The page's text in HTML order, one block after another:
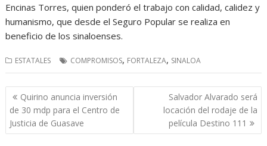
Encinas Torres, quien ponderó el trabajo con calidad, calidez y
humanismo, que desde el Seguro Popular se realiza en
beneficio de los sinaloenses.
ESTATALES COMPROMISOS, FORTALEZA, SINALOA
Navegación
de
entradas
Quirino anuncia inversión
de 30 mdp para el Centro de
Justicia de Guasave
Salvador Alvarado será
locación del rodaje de la
película Destino 111